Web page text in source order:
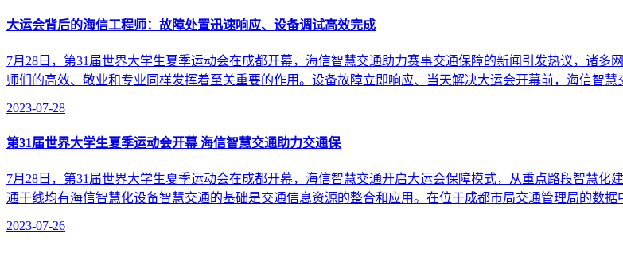
大运会背后的海信工程师：故障处置迅速响应、设备调试高效完成
7月28日，第31届世界大学生夏季运动会在成都开幕，海信智慧交通助力赛事交通保障的新闻引发热议，诸
师们的高效、敬业和专业同样发挥着至关重要的作用。设备故障立即响应、当天解决大运会开幕前，海信智慧
2023-07-28
第31届世界大学生夏季运动会开幕 海信智慧交通助力交通保
7月28日，第31届世界大学生夏季运动会在成都开幕，海信智慧交通开启大运会保障模式，从重点路段智慧
通干线均有海信智慧化设备智慧交通的基础是交通信息资源的整合和应用。在位于成都市局交通管理局的数据
2023-07-26